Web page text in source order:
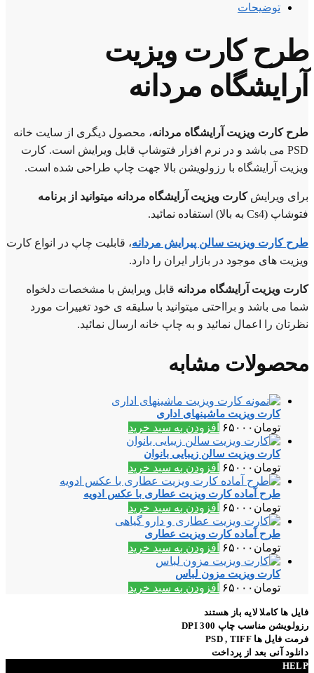
توضیحات
طرح کارت ویزیت
آرایشگاه مردانه
طرح کارت ویزیت آرایشگاه مردانه، محصول دیگری از سایت خانه
PSD می باشد و در نرم افزار فتوشاپ قابل ویرایش است. کارت
ویزیت آرایشگاه با رزولویشن بالا جهت چاپ طراحی شده است.
برای ویرایشکارت ویزیت آرایشگاه مردانه میتوانید از برنامه
فتوشاپ (Cs4 به بالا) استفاده نمائید.
طرح کارت ویزیت سالن پیرایش مردانه، قابلیت چاپ در انواع کارت
ویزیت های موجود در بازار ایران را دارد.
کارت ویزیت آرایشگاه مردانه قابل ویرایش با مشخصات دلخواه
شما می باشد و برااحتی میتوانید با سلیقه ی خود تغییرات مورد
نظرتان را اعمال نمائید و به چاپ خانه ارسال نمائید.
محصولات مشابه
کارت ویزیت ماشینهای اداری
تومان ۶۵۰۰۰ افزودن به سبد خرید
کارت ویزیت سالن زیبایی بانوان
تومان ۶۵۰۰۰ افزودن به سبد خرید
طرح آماده کارت ویزیت عطاری با عکس ادویه
تومان ۶۵۰۰۰ افزودن به سبد خرید
طرح آماده کارت ویزیت عطاری
تومان ۶۵۰۰۰ افزودن به سبد خرید
کارت ویزیت مزون لباس
تومان ۶۵۰۰۰ افزودن به سبد خرید
فایل ها کاملا لایه باز هستند
رزولویشن مناسب چاپ 300 DPI
فرمت فایل ها PSD , TIFF
دانلود آنی بعد از پرداخت
HELP